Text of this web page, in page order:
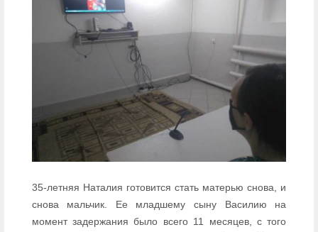
35-летняя Наталия готовится стать матерью снова, и
снова мальчик. Ее младшему сыну Василию на
момент задержания было всего 11 месяцев, с того